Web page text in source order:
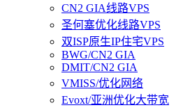
CN2 GIA线路VPS
圣何塞优化线路VPS
双ISP原生IP住宅VPS
BWG/CN2 GIA
DMIT/CN2 GIA
VMISS/优化网络
Evoxt/亚洲优化大带宽